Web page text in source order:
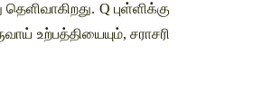
Q புள்ளிக்கு
உற்பத்தியையும், சராசரி